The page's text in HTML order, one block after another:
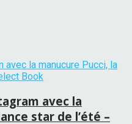
avec la
star de l’été –